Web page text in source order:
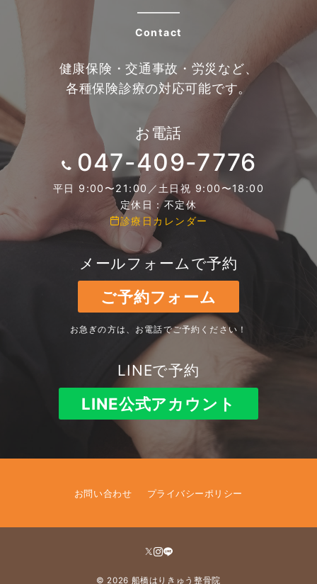
Contact
健康保険・交通事故・労災など、
各種保険診療の対応可能です。
お電話
047-409-7776
平日 9:00〜21:00／土日祝 9:00〜18:00
定休日：不定休
診療日カレンダー
メールフォームで予約
ご予約フォーム
お急ぎの方は、お電話でご予約ください！
LINEで予約
LINE公式アカウント
お問い合わせ プライバシーポリシー
© 2026 船橋はりきゅう整骨院